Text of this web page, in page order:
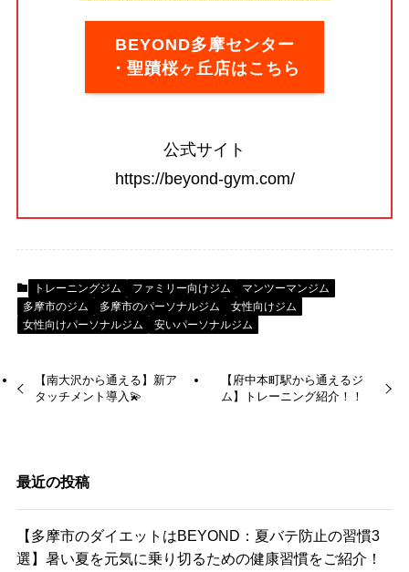
BEYOND多摩センター
・聖蹟桜ヶ丘店はこちら
公式サイト
https://beyond-gym.com/
トレーニングジム ファミリー向けジム
マンツーマンジム
多摩市のジム
多摩市のパーソナルジム
女性向けジム
女性向けパーソナルジム
安いパーソナルジム
【南大沢から通える】新ア
タッチメント導入💫
【府中本町駅から通えるジ
ム】トレーニング紹介！！
最近の投稿
【多摩市のダイエットはBEYOND：夏バテ防止の習慣3
選】暑い夏を元気に乗り切るための健康習慣をご紹介！